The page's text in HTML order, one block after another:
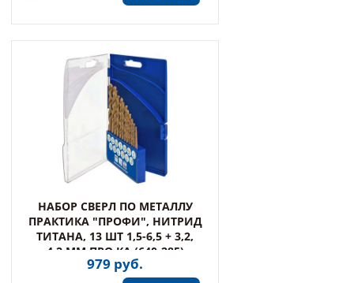
НАБОР СВЕРЛ ПО МЕТАЛЛУ
ПРАКТИКА "ПРОФИ", НИТРИД
ТИТАНА, 13 ШТ 1,5-6,5 + 3,2,
4,2 ММ ПРО КА (640-285)
979 руб.